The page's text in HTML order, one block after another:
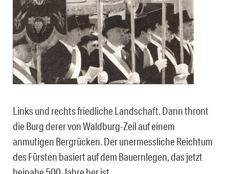
Links und rechts friedliche Landschaft. Dann thront
die Burg derer von Waldburg-Zeil auf einem
anmutigen Bergrücken. Der unermessliche Reichtum
des Fürsten basiert auf dem Bauernlegen, das jetzt